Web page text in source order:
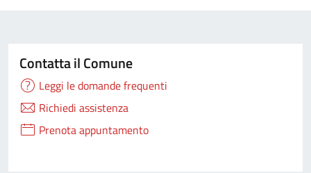
Contatta il Comune
Leggi le domande frequenti
Richiedi assistenza
Prenota appuntamento